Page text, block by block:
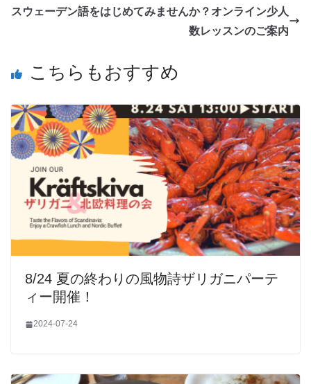
スウェーデン語をはじめてみませんか？オンライン少人
数レッスンのご案内
こちらもおすすめ
8/24 夏の終わりの風物詩ザリガニパーテ
ィー開催！
2024-07-24